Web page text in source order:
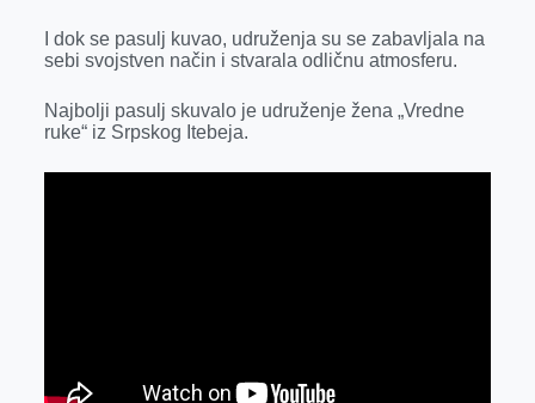
I dok se pasulj kuvao, udruženja su se zabavljala na
sebi svojstven način i stvarala odličnu atmosferu.
Najbolji pasulj skuvalo je udruženje žena „Vredne
ruke“ iz Srpskog Itebeja.